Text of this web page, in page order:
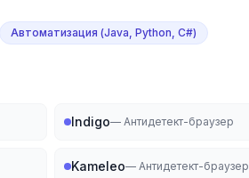
Автоматизация (Java, Python, C#)
Indigo—Антидетект-браузер
Kameleo—Антидетект-браузер